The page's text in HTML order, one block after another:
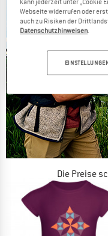
Die Preise
JETZT BIS ZU 50%
ZUM
Webseite widerrufen oder
auch zu Risiken der
Datenschutzhinweisen